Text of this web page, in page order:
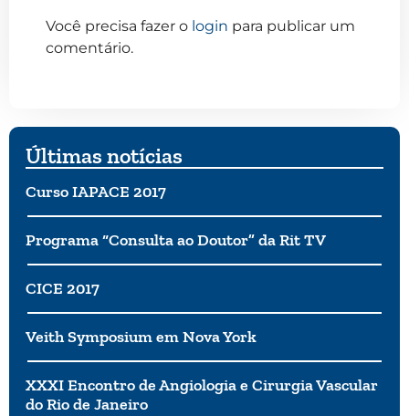
Você precisa fazer o login para publicar um
comentário.
Últimas notícias
Curso IAPACE 2017
Programa “Consulta ao Doutor” da Rit TV
CICE 2017
Veith Symposium em Nova York
XXXI Encontro de Angiologia e Cirurgia Vascular
do Rio de Janeiro